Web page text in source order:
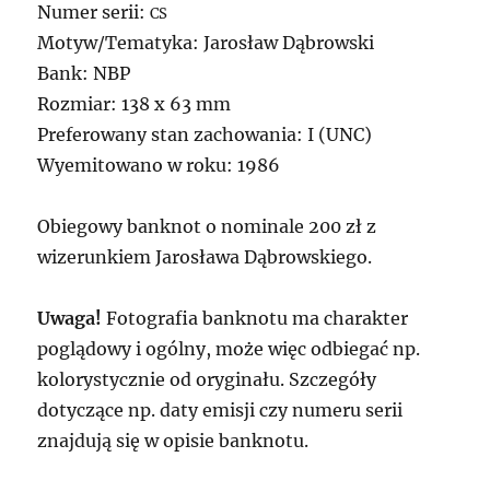
Numer serii:CS
Motyw/Tematyka: Jarosław Dąbrowski
Bank: NBP
Rozmiar: 138 x 63 mm
Preferowany stan zachowania: I (UNC)
Wyemitowano w roku: 1986
Obiegowy banknot o nominale 200 zł z
wizerunkiem Jarosława Dąbrowskiego.
Uwaga! Fotografia banknotu ma charakter
poglądowy i ogólny, może więc odbiegać np.
kolorystycznie od oryginału. Szczegóły
dotyczące np. daty emisji czy numeru serii
znajdują się w opisie banknotu.